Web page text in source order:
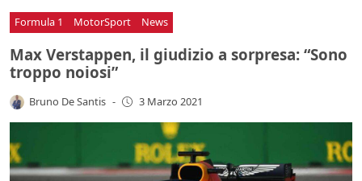
Formula 1 MotorSport News
Max Verstappen, il giudizio a sorpresa: “Sono
troppo noiosi”
Bruno De Santis - 3 Marzo 2021